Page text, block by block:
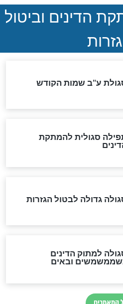
החשאי של טראמפ
בלי שקיפות ועם הרבה
שנחשף
מוסקבה: כתב היד
הרשב"ם התגלה
על כל השנים"